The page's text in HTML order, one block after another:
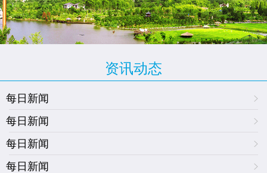
资讯动态
每日新闻
每日新闻
每日新闻
每日新闻